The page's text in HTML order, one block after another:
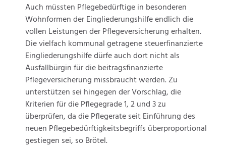
Auch müssten Pflegebedürftige in besonderen
Wohnformen der Eingliederungshilfe endlich die
vollen Leistungen der Pflegeversicherung erhalten.
Die vielfach kommunal getragene steuerfinanzierte
Eingliederungshilfe dürfe auch dort nicht als
Ausfallbürgin für die beitragsfinanzierte
Pflegeversicherung missbraucht werden. Zu
unterstützen sei hingegen der Vorschlag, die
Kriterien für die Pflegegrade 1, 2 und 3 zu
überprüfen, da die Pflegerate seit Einführung des
neuen Pflegebedürftigkeitsbegriffs überproportional
gestiegen sei, so Brötel.